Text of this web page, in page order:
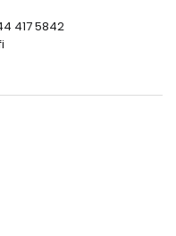
417 5842